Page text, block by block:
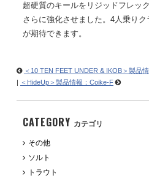
CATEGORY カテゴリ
その他
ソルト
トラウト
超硬質のキールをリジッドフレッ
さらに強化させました。4人乗り
が期待できます。
＜10 TEN FEET UNDER & IKOB＞製品
＜HideUp＞製品情報：Coike-F